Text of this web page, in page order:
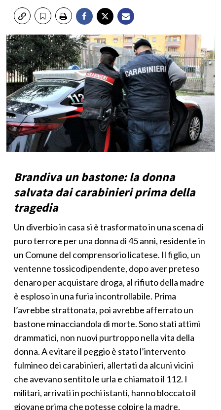
Brandiva un bastone: la donna
salvata dai carabinieri prima della
tragedia
Un diverbio in casa si è trasformato in una scena di
puro terrore per una donna di 45 anni, residente in
un Comune del comprensorio licatese. Il figlio, un
ventenne tossicodipendente, dopo aver preteso
denaro per acquistare droga, al rifiuto della madre
è esploso in una furia incontrollabile. Prima
l’avrebbe strattonata, poi avrebbe afferrato un
bastone minacciandola di morte. Sono stati attimi
drammatici, non nuovi purtroppo nella vita della
donna. A evitare il peggio è stato l’intervento
fulmineo dei carabinieri, allertati da alcuni vicini
che avevano sentito le urla e chiamato il 112. I
militari, arrivati in pochi istanti, hanno bloccato il
giovane prima che potesse colpire la madre,